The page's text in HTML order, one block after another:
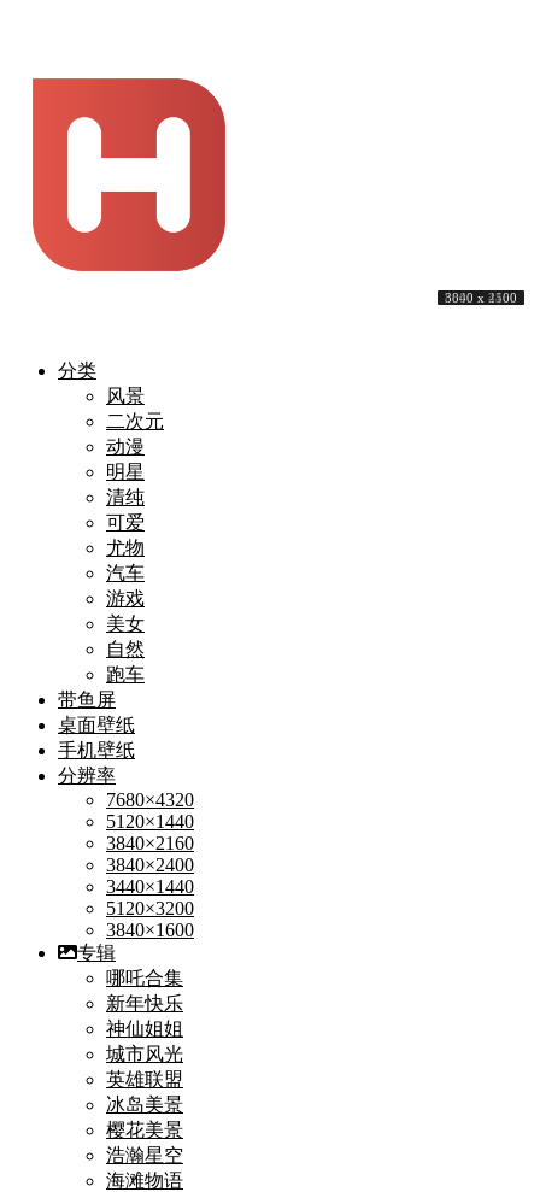
分类
风景
二次元
动漫
明星
清纯
可爱
尤物
汽车
游戏
美女
自然
跑车
带鱼屏
桌面壁纸
手机壁纸
分辨率
7680×4320
5120×1440
3840×2160
3840×2400
3440×1440
5120×3200
3840×1600
专辑
哪吒合集
新年快乐
神仙姐姐
城市风光
英雄联盟
冰岛美景
樱花美景
浩瀚星空
海滩物语
3840 x 2160
3840 x 2160
3840 x 2160
4032 x 2737
3840 x 2160
4961 x 3508
3840 x 2160
3840 x 2160
3840 x 2400
8000 x 4500